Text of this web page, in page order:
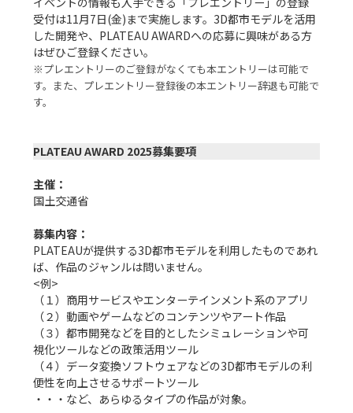
受付は11月7日(金)まで実施します。3D都市モデルを活用
した開発や、PLATEAU AWARDへの応募に興味がある方
※プレエントリーのご登録がなくても本エントリーは可能で
す。また、プレエントリー登録後の本エントリー辞退も可能で
す。
PLATEAU AWARD 2025募集要項
主催：
国土交通省
募集内容：
PLATEAUが提供する3D都市モデルを利用したものであれ
ば、作品のジャンルは問いません。
<例>
（１）商用サービスやエンターテインメント系のアプリ
（２）動画やゲームなどのコンテンツやアート作品
（３）都市開発などを目的としたシミュレーションや可
視化ツールなどの政策活用ツール
（４）データ変換ソフトウェアなどの3D都市モデルの利
便性を向上させるサポートツール
・・・など、あらゆるタイプの作品が対象。